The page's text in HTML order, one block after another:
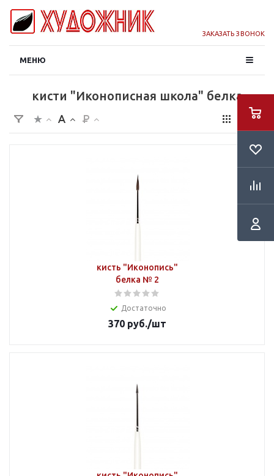
ЗАКАЗАТЬ ЗВОНОК
МЕНЮ
кисти "Иконописная школа" белка
кисть "Иконопись"
белка № 2
Достаточно
370 руб./шт